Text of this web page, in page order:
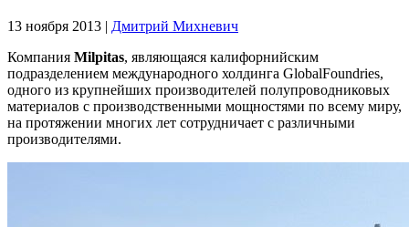
13 ноября 2013 | Дмитрий Михневич
Компания Milpitas, являющаяся калифорнийским
подразделением международного холдинга GlobalFoundries,
одного из крупнейших производителей полупроводниковых
материалов с производственными мощностями по всему миру,
на протяжении многих лет сотрудничает с различными
производителями.